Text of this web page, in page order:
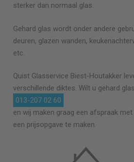
sterker dan normaal glas.
Gehard glas wordt onder andere
deuren, glazen wanden,
etc.
Quist Glasservice Biest-Houtakker
verschillende diktes. Wilt u gehard
013-207 02 60
en wij maken graag een afspraak
een prijsopgave te maken.